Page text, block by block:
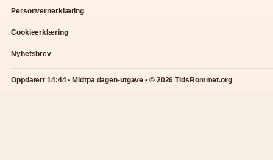
Personvernerklæring
Cookieerklæring
Nyhetsbrev
Oppdatert 14:44 • Midtpa dagen-utgave • © 2026 TidsRommet.org